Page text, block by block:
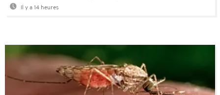
Il y a 14 heures